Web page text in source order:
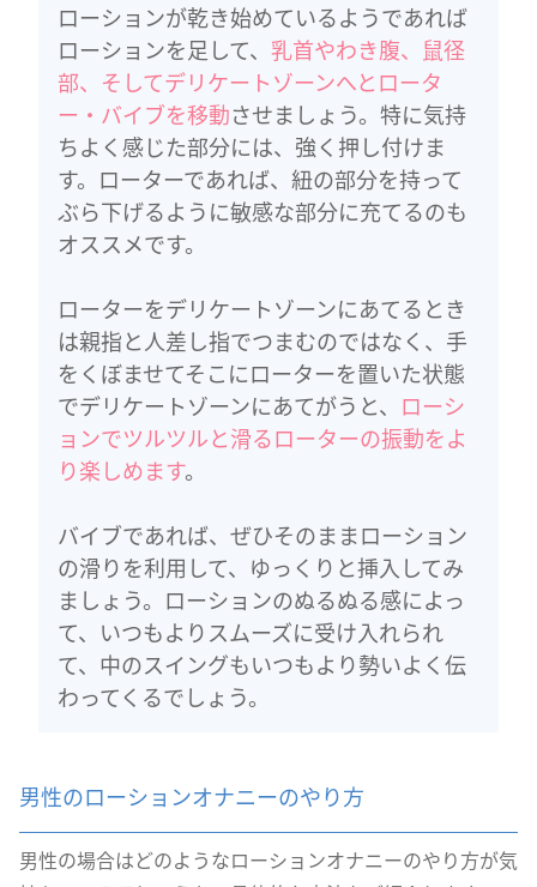
ローションが乾き始めているようであれば
ローションを足して、 乳首やわき腹、鼠径
部、そしてデリケートゾーンへとロータ
ー・バイブを移動させましょう。特に気持
ちよく感じた部分には、強く押し付けま
す。ローターであれば、紐の部分を持って
ぶら下げるように敏感な部分に充てるのも
オススメです。
ローターをデリケートゾーンにあてるとき
は親指と人差し指でつまむのではなく、手
をくぼませてそこにローターを置いた状態
でデリケートゾーンにあてがうと、 ローシ
ョンでツルツルと滑るローターの振動をよ
り楽しめます。
バイブであれば、ぜひそのままローション
の滑りを利用して、ゆっくりと挿入してみ
ましょう。ローションのぬるぬる感によっ
て、いつもよりスムーズに受け入れられ
て、中のスイングもいつもより勢いよく伝
わってくるでしょう。
男性のローションオナニーのやり方
男性の場合はどのようなローションオナニーのやり方が気